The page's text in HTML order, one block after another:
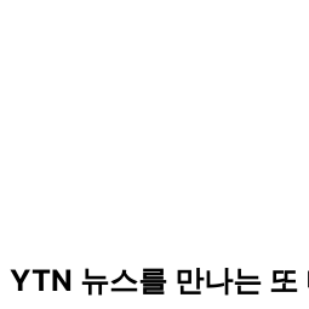
YTN 뉴스를 만나는 또